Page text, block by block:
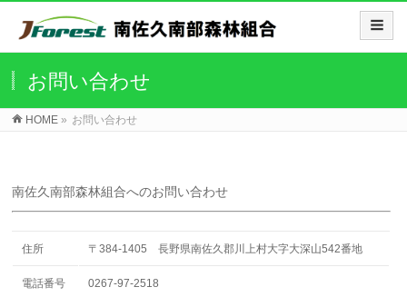
お問い合わせ
HOME » お問い合わせ
南佐久南部森林組合へのお問い合わせ
住所 〒384-1405 長野県南佐久郡川上村大字大深山542番地
電話番号 0267-97-2518